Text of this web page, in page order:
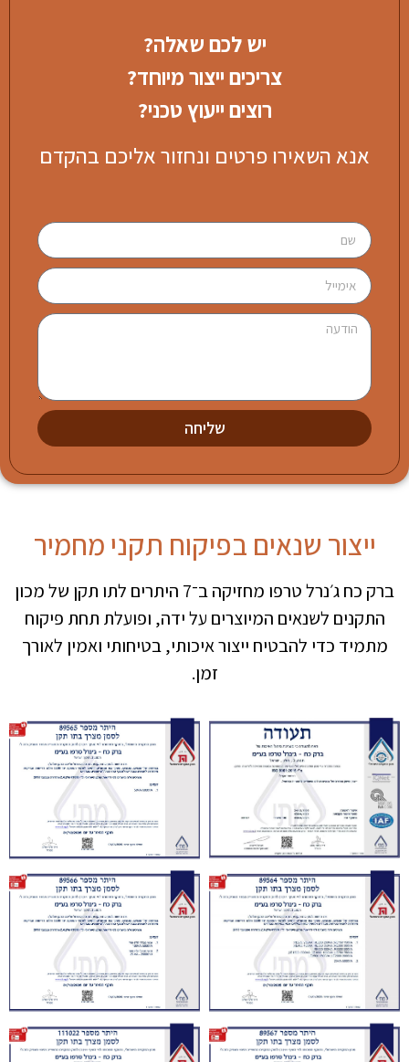
יש לכם שאלה?
צריכים ייצור מיוחד?
רוצים ייעוץ טכני?
אנא השאירו פרטים ונחזור אליכם בהקדם
שליחה
ייצור שנאים בפיקוח תקני מחמיר
ברק כח ג׳נרל טרפו מחזיקה ב־7 היתרים לתו תקן של מכון
התקנים לשנאים המיוצרים על ידה, ופועלת תחת פיקוח
מתמיד כדי להבטיח ייצור איכותי, בטיחותי ואמין לאורך
זמן.